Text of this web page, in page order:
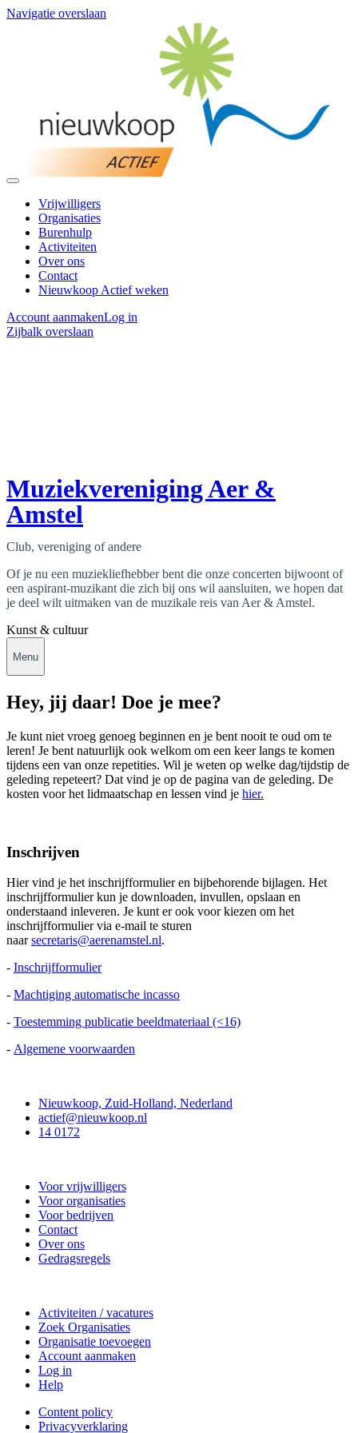
Navigatie overslaan
Vrijwilligers
Organisaties
Burenhulp
Activiteiten
Over ons
Contact
Nieuwkoop Actief weken
Account aanmakenLog in
Zijbalk overslaan
Muziekvereniging Aer &
Amstel
Club, vereniging of andere
Of je nu een muziekliefhebber bent die onze concerten bijwoont of
een aspirant-muzikant die zich bij ons wil aansluiten, we hopen dat
je deel wilt uitmaken van de muzikale reis van Aer & Amstel.
Kunst & cultuur
Menu
Hey, jij daar! Doe je mee?
Je kunt niet vroeg genoeg beginnen en je bent nooit te oud om te
leren! Je bent natuurlijk ook welkom om een keer langs te komen
tijdens een van onze repetities. Wil je weten op welke dag/tijdstip de
geleding repeteert? Dat vind je op de pagina van de geleding. De
kosten voor het lidmaatschap en lessen vind je hier.
Inschrijven
Hier vind je het inschrijfformulier en bijbehorende bijlagen. Het
inschrijfformulier kun je downloaden, invullen, opslaan en
onderstaand inleveren. Je kunt er ook voor kiezen om het
inschrijfformulier via e-mail te sturen
naarsecretaris@aerenamstel.nl.
- Inschrijfformulier
- Machtiging automatische incasso
- Toestemming publicatie beeldmateriaal (<16)
- Algemene voorwaarden
Nieuwkoop, Zuid-Holland, Nederland
actief@nieuwkoop.nl
14 0172
Voor vrijwilligers
Voor organisaties
Voor bedrijven
Contact
Over ons
Gedragsregels
Activiteiten / vacatures
Zoek Organisaties
Organisatie toevoegen
Account aanmaken
Log in
Help
Content policy
Privacyverklaring